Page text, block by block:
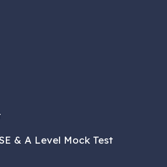
& A Level Mock Test